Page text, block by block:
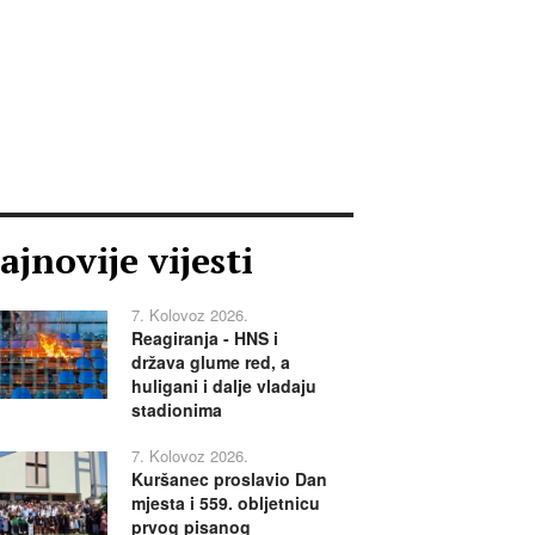
vijesti
7. Kolovoz 2026.
Reagiranja - HNS i
država glume red, a
huligani i dalje vladaju
stadionima
7. Kolovoz 2026.
Kuršanec proslavio Dan
mjesta i 559. obljetnicu
prvog pisanog